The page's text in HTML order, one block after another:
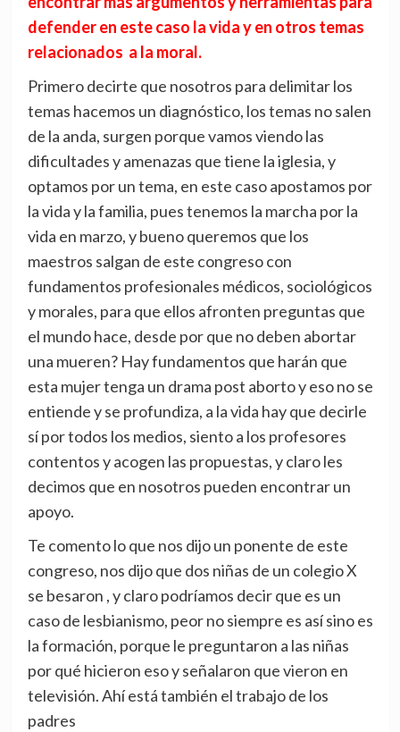
defender en este caso la vida y en otros temas
relacionados a la moral.
Primero decirte que nosotros para delimitar los
temas hacemos un diagnóstico, los temas no salen
de la anda, surgen porque vamos viendo las
dificultades y amenazas que tiene la iglesia, y
optamos por un tema, en este caso apostamos por
la vida y la familia, pues tenemos la marcha por la
vida en marzo, y bueno queremos que los
maestros salgan de este congreso con
fundamentos profesionales médicos, sociológicos
y morales, para que ellos afronten preguntas que
el mundo hace, desde por que no deben abortar
una mueren? Hay fundamentos que harán que
esta mujer tenga un drama post aborto y eso no se
entiende y se profundiza, a la vida hay que decirle
sí por todos los medios, siento a los profesores
contentos y acogen las propuestas, y claro les
decimos que en nosotros pueden encontrar un
apoyo.
Te comento lo que nos dijo un ponente de este
congreso, nos dijo que dos niñas de un colegio X
se besaron , y claro podríamos decir que es un
caso de lesbianismo, peor no siempre es así sino es
la formación, porque le preguntaron a las niñas
por qué hicieron eso y señalaron que vieron en
televisión. Ahí está también el trabajo de los
padres